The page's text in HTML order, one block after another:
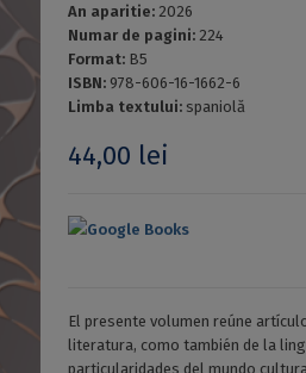
An aparitie: 2026
Numar de pagini: 224
Format: B5
ISBN: 978-606-16-1662-6
Limba textului: spaniolă
44,00 lei
Google Books
El presente volumen reúne
literatura, como también de la
particularidades del mundo